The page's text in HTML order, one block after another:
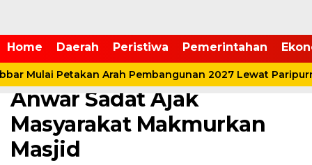
Home Daerah Peristiwa Pemerintahan
Mulai Petakan Arah Pembangunan 2027 Lewat Paripurna
Sabtu, 6 Juli 2024 - 09:54 WIB
Safari Subuh, Bupati
Anwar Sadat Ajak
Masyarakat Makmurkan
Masjid